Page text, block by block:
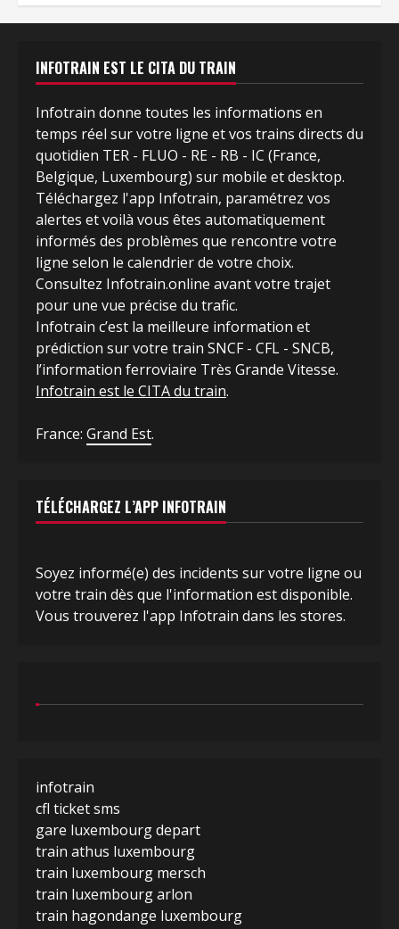
INFOTRAIN EST LE CITA DU TRAIN
Infotrain donne toutes les informations en
temps réel sur votre ligne et vos trains directs du
quotidien TER - FLUO - RE - RB - IC (France,
Belgique, Luxembourg) sur mobile et desktop.
Téléchargez l'app Infotrain, paramétrez vos
alertes et voilà vous êtes automatiquement
informés des problèmes que rencontre votre
ligne selon le calendrier de votre choix.
Consultez Infotrain.online avant votre trajet
pour une vue précise du trafic.
Infotrain c’est la meilleure information et
prédiction sur votre train SNCF - CFL - SNCB,
l’information ferroviaire Très Grande Vitesse.
Infotrain est le CITA du train.
France: Grand Est.
TÉLÉCHARGEZ L’APP INFOTRAIN
Soyez informé(e) des incidents sur votre ligne ou
votre train dès que l'information est disponible.
Vous trouverez l'app Infotrain dans les stores.
infotrain
cfl ticket sms
gare luxembourg depart
train athus luxembourg
train luxembourg mersch
train luxembourg arlon
train hagondange luxembourg